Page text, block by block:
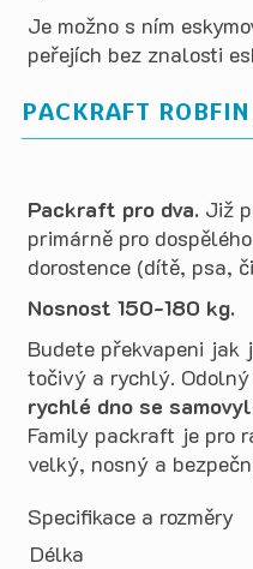
Je možno s ním
peřejích bez znalosti
PACKRAFT
Packraft pro dva. Již
primárně pro
dorostence (dítě, psa,
Nosnost 150-180 kg.
Budete překvapeni jak
točivý a rychlý.
rychlé dno se
Family packraft je pro
velký, nosný a
Specifikace a rozměry
Délka